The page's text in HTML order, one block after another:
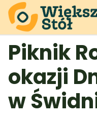
Piknik
okazji
w